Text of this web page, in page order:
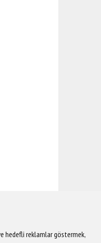
hedefli reklamlar göstermek,